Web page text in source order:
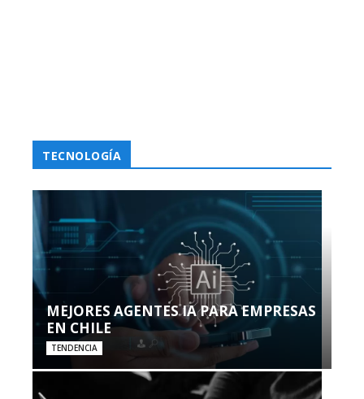
TECNOLOGÍA
MEJORES AGENTES IA PARA EMPRESAS
EN CHILE
TENDENCIA